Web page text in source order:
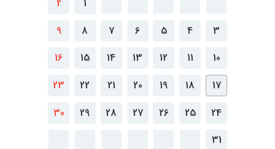
1
2
3
4
5
6
7
8
9
10
11
12
13
14
15
16
17
18
19
20
21
22
23
24
25
26
27
28
29
30
31